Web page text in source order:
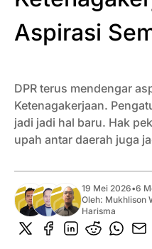
Aspirasi
DPR terus mendengar
Ketenagakerjaan.
jadi jadi hal baru. Hak
upah antar daerah juga
19 Mei 2026•6
Oleh: Mukhlison
Harisma